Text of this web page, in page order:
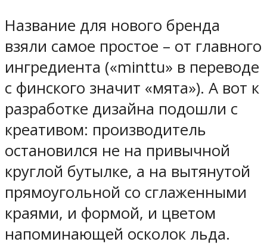
Название для нового бренда
взяли самое простое – от главного
ингредиента («minttu» в переводе
с финского значит «мята»). А вот к
разработке дизайна подошли с
креативом: производитель
остановился не на привычной
круглой бутылке, а на вытянутой
прямоугольной со сглаженными
краями, и формой, и цветом
напоминающей осколок льда.